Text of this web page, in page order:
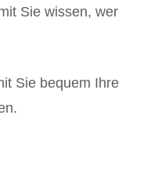
Sie wissen, wer
Sie bequem Ihre